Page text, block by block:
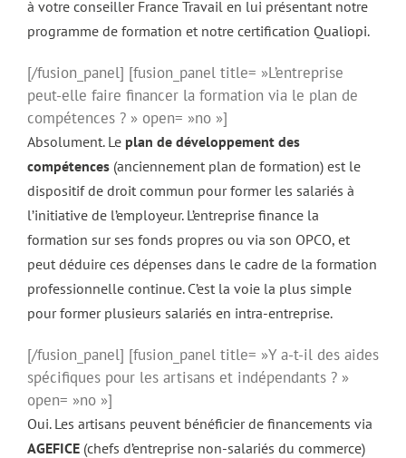
à votre conseiller France Travail en lui présentant notre
programme de formation et notre certification Qualiopi.
[/fusion_panel] [fusion_panel title= »L’entreprise
peut-elle faire financer la formation via le plan de
compétences ? » open= »no »]
Absolument. Le plan de développement des
compétences(anciennement plan de formation) est le
dispositif de droit commun pour former les salariés à
l’initiative de l’employeur. L’entreprise finance la
formation sur ses fonds propres ou via son OPCO, et
peut déduire ces dépenses dans le cadre de la formation
professionnelle continue. C’est la voie la plus simple
pour former plusieurs salariés en intra-entreprise.
[/fusion_panel] [fusion_panel title= »Y a-t-il des aides
spécifiques pour les artisans et indépendants ? »
open= »no »]
Oui. Les artisans peuvent bénéficier de financements via
AGEFICE(chefs d’entreprise non-salariés du commerce)